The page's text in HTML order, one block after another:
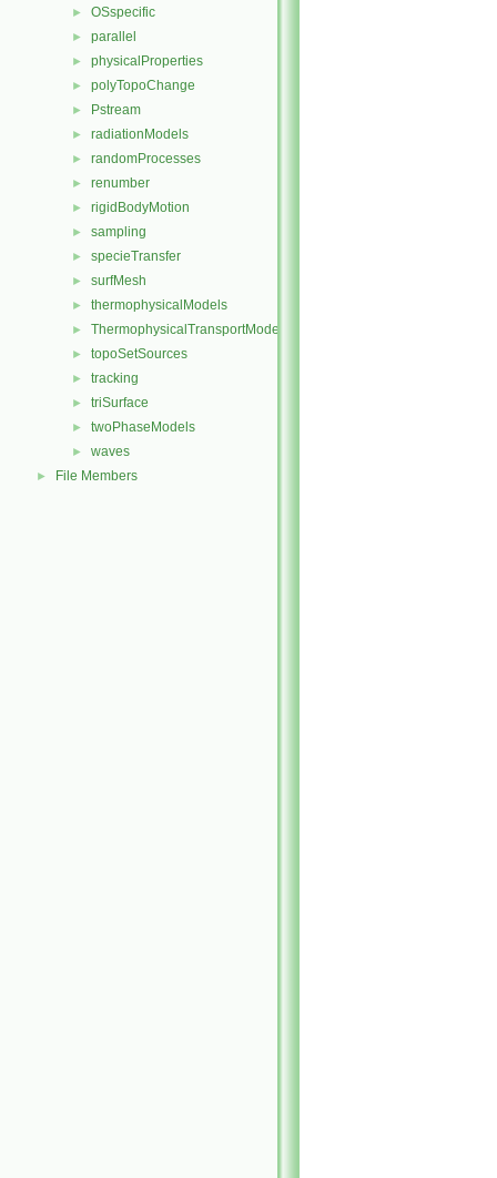
► OSspecific
► parallel
► physicalProperties
► polyTopoChange
► Pstream
► radiationModels
► randomProcesses
► renumber
► rigidBodyMotion
► sampling
► specieTransfer
► surfMesh
► thermophysicalModels
► ThermophysicalTransportModels
► topoSetSources
► tracking
► triSurface
► twoPhaseModels
► waves
► File Members